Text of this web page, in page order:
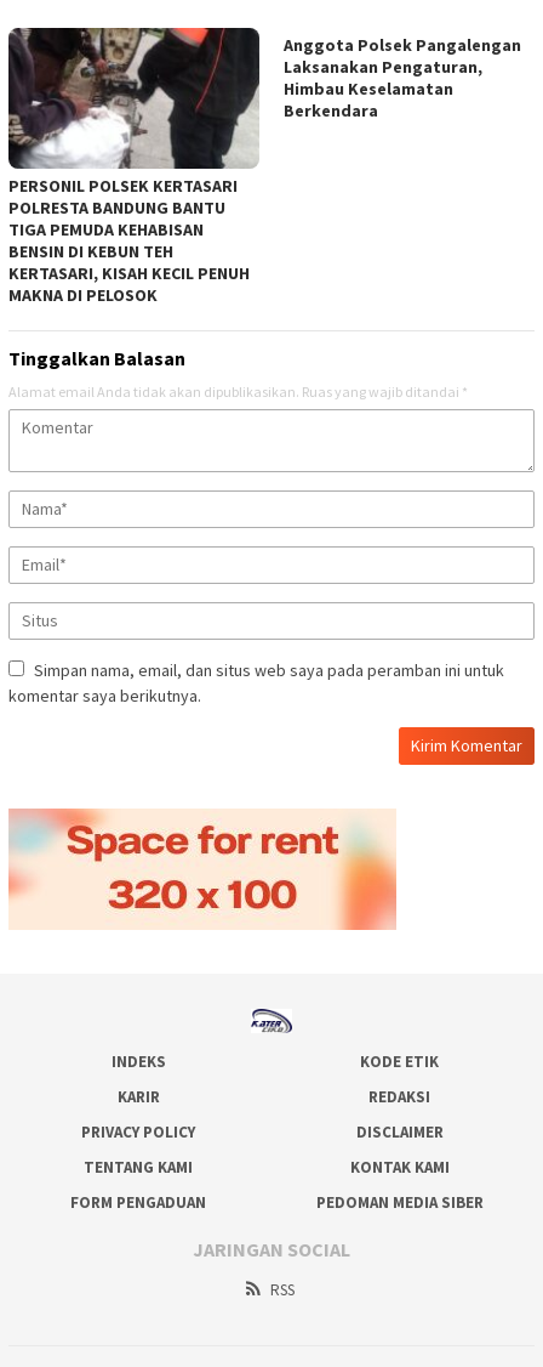
PERSONIL POLSEK KERTASARI
POLRESTA BANDUNG BANTU
TIGA PEMUDA KEHABISAN
BENSIN DI KEBUN TEH
KERTASARI, KISAH KECIL PENUH
MAKNA DI PELOSOK
Anggota Polsek Pangalengan
Laksanakan Pengaturan,
Himbau Keselamatan
Berkendara
Tinggalkan Balasan
Alamat email Anda tidak akan dipublikasikan. Ruas yang wajib ditandai *
Simpan nama, email, dan situs web saya pada peramban ini untuk
komentar saya berikutnya.
INDEKS
KODE ETIK
KARIR
REDAKSI
PRIVACY POLICY
DISCLAIMER
TENTANG KAMI
KONTAK KAMI
FORM PENGADUAN
PEDOMAN MEDIA SIBER
JARINGAN SOCIAL
RSS